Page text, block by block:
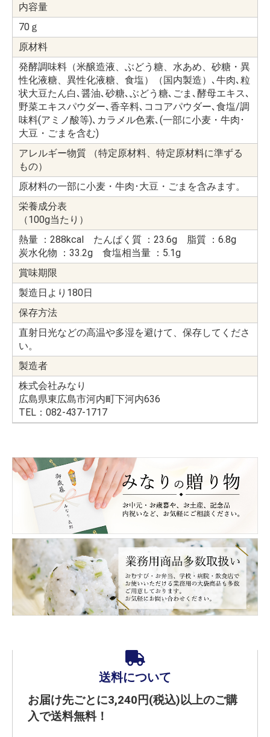
内容量
70ｇ
原材料
発酵調味料（米醸造液、ぶどう糖、水あめ、砂糖・異
性化液糖、異性化液糖、食塩）（国内製造）､牛肉､粒
状大豆たん白､醤油､砂糖､ぶどう糖､ごま､酵母エキス､
野菜エキスパウダー､香辛料､ココアパウダー､食塩/調
味料(アミノ酸等)､カラメル色素､(一部に小麦・牛肉･
大豆・ごまを含む)
アレルギー物質 （特定原材料、特定原材料に準ずる
もの）
原材料の一部に小麦・牛肉･大豆・ごまを含みます。
栄養成分表
（100g当たり）
熱量 ：288kcal たんぱく質 ：23.6g 脂質 ：6.8g
炭水化物 ：33.2g 食塩相当量 ：5.1g
賞味期限
製造日より180日
保存方法
直射日光などの高温や多湿を避けて、保存してくださ
い。
製造者
株式会社みなり
広島県東広島市河内町下河内636
TEL：082-437-1717
送料について
お届け先ごとに3,240円(税込)以上のご購
入で送料無料！